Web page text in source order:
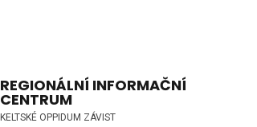
REGIONÁLNÍ INFORMAČNÍ
CENTRUM
KELTSKÉ OPPIDUM ZÁVIST